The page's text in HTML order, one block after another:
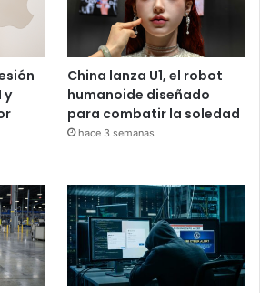
y
China lanza U1, el robot
humanoide diseñado
para combatir la soledad
hace 3 semanas